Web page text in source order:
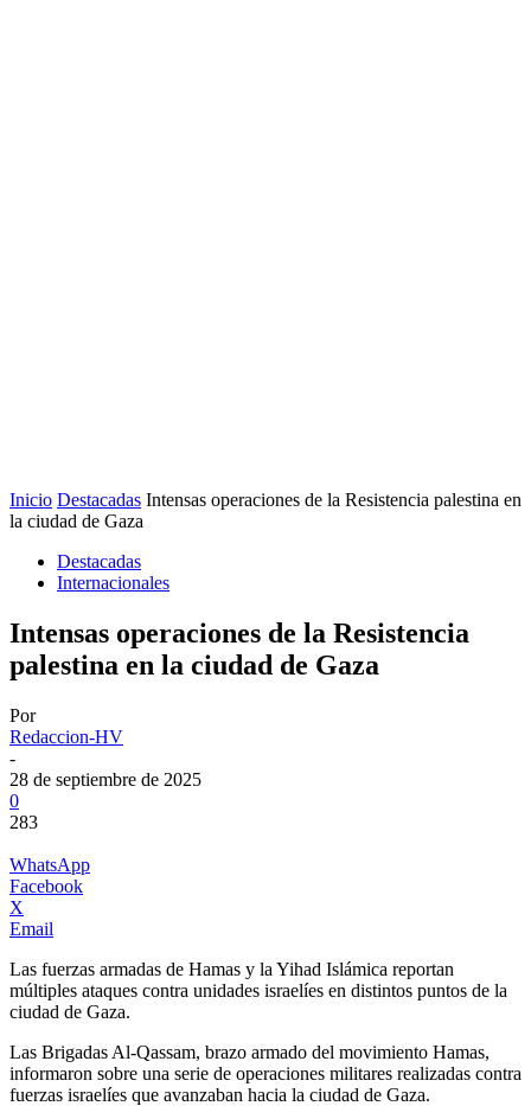
Inicio Destacadas Intensas operaciones de la Resistencia palestina en
la ciudad de Gaza
Destacadas
Internacionales
Intensas operaciones de la Resistencia
palestina en la ciudad de Gaza
Por
Redaccion-HV
-
28 de septiembre de 2025
0
283
WhatsApp
Facebook
X
Email
Las fuerzas armadas de Hamas y la Yihad Islámica reportan
múltiples ataques contra unidades israelíes en distintos puntos de la
ciudad de Gaza.
Las Brigadas Al-Qassam, brazo armado del movimiento Hamas,
informaron sobre una serie de operaciones militares realizadas contra
fuerzas israelíes que avanzaban hacia la ciudad de Gaza.